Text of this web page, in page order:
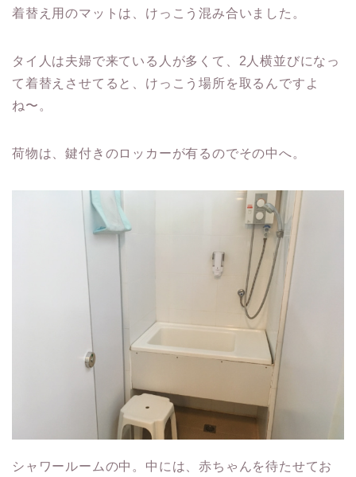
着替え用のマットは、けっこう混み合いました。
タイ人は夫婦で来ている人が多くて、2人横並びになっ
て着替えさせてると、けっこう場所を取るんですよ
ね〜。
荷物は、鍵付きのロッカーが有るのでその中へ。
シャワールームの中。中には、赤ちゃんを待たせてお